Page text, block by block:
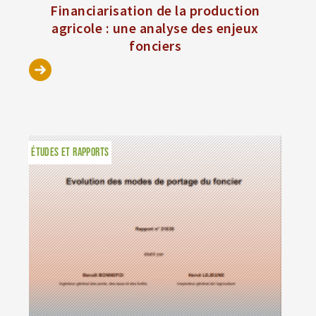
Financiarisation de la production
agricole : une analyse des enjeux
fonciers
ÉTUDES ET RAPPORTS